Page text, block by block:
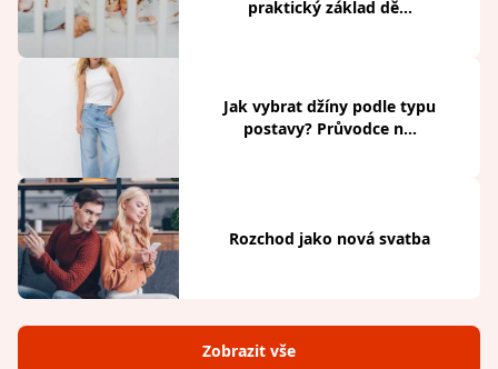
praktický základ dě...
Jak vybrat džíny podle typu
postavy? Průvodce n...
Rozchod jako nová svatba
Zobrazit vše